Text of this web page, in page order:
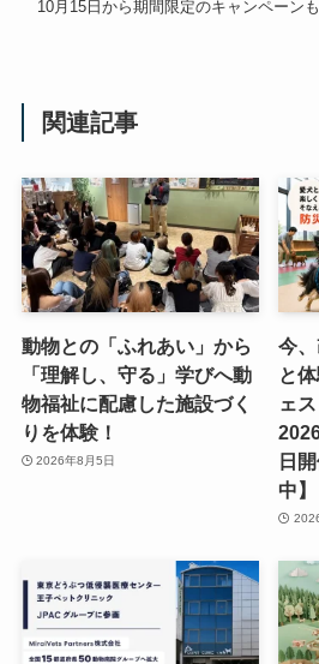
10月15日から期間限定のキャンペーンも
関連記事
動物との「ふれあい」から
「理解し、守る」学びへ動
物福祉に配慮した施設づく
りを体験！
2026年8月5日
今
と
ェ
日
中】